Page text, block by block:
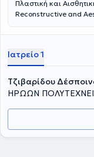
Πλαστική και
Reconstructive and
Ιατρείο 1
Τζιβαρίδου
ΗΡΩΩΝ